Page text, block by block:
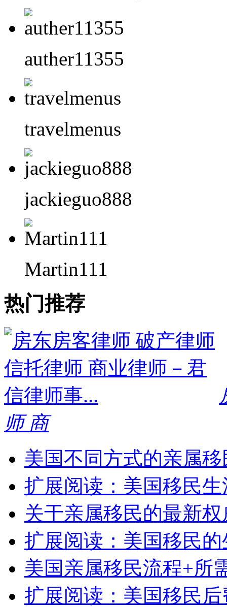
auther11355
travelmenus
jackieguo888
Martin111
热门推荐
师 商
美国不同方式的亲属
扩展阅读：美国移民
关于亲属移民的最新
扩展阅读：美国移民
美国亲属移民流程+所
扩展阅读：美国移民后